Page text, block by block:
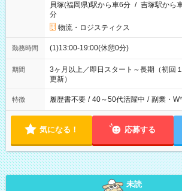
貝塚(福岡県)駅から車6分 / 吉塚駅から
分
物流・ロジスティクス
勤務時間 (1)13:00-19:00(休憩0分)
期間
3ヶ月以上／即日スタート～長期（初回
更新）
特徴 履歴書不要 / 40～50代活躍中 / 副業・W
気になる！ 応募する
未読